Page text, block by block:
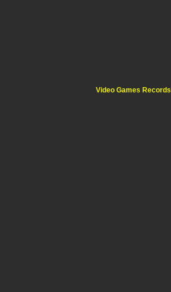
Video Games Records